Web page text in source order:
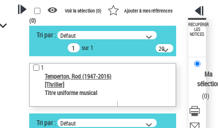
VOTRE RECHERCHE
Recherche avancée dans les
notices d’autorité
Œuvres liées à l'auteur :
Temperton, Rod (1947-2016)
Sauvegarder votre recherche
AFFINER
Type de notice d'autorité
Voir la sélection (0) Ajouter à mes références
(0)
Tri par : Défaut
sur 1
20
résultats/page
1
Temperton, Rod (1947-2016)
[Thriller]
Titre uniforme musical
Tri par : Défaut
RÉCUPÉRER
LES
NOTICES
Ma
(0)